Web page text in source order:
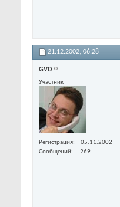
21.12.2002, 06:28
GVD
Участник
Регистрация
05.11.2002
Сообщений
269